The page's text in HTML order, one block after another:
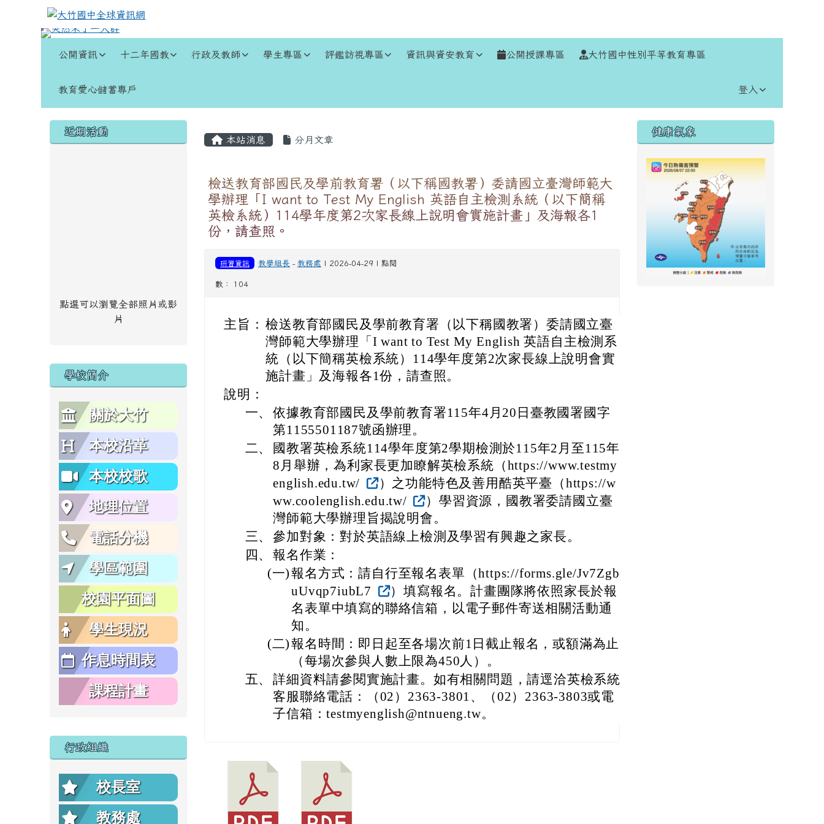
跳至主內容區
大竹國中全球資訊網
公開資訊 十二年國教 行政及教師 學生專區 評鑑訪視專區 資訊與資安教育 公開授課專區 大竹國中性別平等教育專區
教育愛心儲蓄專戶 登入
左邊區域內容
近期活動
點選可以瀏覽全部照片或影
片
學校簡介
關於大竹
本校沿革
本校校歌
地理位置
電話分機
學區範圍
校園平面圖
學生現況
作息時間表
課程計畫
行政組織
校長室
教務處
主內容區域
本站消息 分月文章
檢送教育部國民及學前教育署（以下稱國教署）委請國立臺灣師範大
學辦理「I want to Test My English 英語自主檢測系統（以下簡稱
英檢系統）114學年度第2次家長線上說明會實施計畫」及海報各1
份，請查照。
研習資訊 教學組長 - 教務處 | 2026-04-29 | 點閱
數： 104
主旨： 檢送教育部國民及學前教育署（以下稱國教署）委請國立臺
灣師範大學辦理「I want to Test My English 英語自主檢測系
統（以下簡稱英檢系統）114學年度第2次家長線上說明會實
施計畫」及海報各1份，請查照。
說明：
一、 依據教育部國民及學前教育署115年4月20日臺教國署國字
第1155501187號函辦理。
二、
國教署英檢系統114學年度第2學期檢測於115年2月至115年
8月舉辦，為利家長更加瞭解英檢系統（https://www.testmy
english.edu.tw/
）之功能特色及善用酷英平臺（https://w
ww.coolenglish.edu.tw/
）學習資源，國教署委請國立臺
灣師範大學辦理旨揭說明會。
三、 參加對象：對於英語線上檢測及學習有興趣之家長。
四、 報名作業：
(一)報名方式：請自行至報名表單（https://forms.gle/Jv7Zgb
uUvqp7iubL7
）填寫報名。計畫團隊將依照家長於報
名表單中填寫的聯絡信箱，以電子郵件寄送相關活動通
知。
(二)報名時間：即日起至各場次前1日截止報名，或額滿為止
（每場次參與人數上限為450人）。
五、 詳細資料請參閱實施計畫。如有相關問題，請逕洽英檢系統
客服聯絡電話：（02）2363-3801、（02）2363-3803或電
子信箱：testmyenglish@ntnueng.tw。
右邊區域內容
健康氣象
頁尾區域